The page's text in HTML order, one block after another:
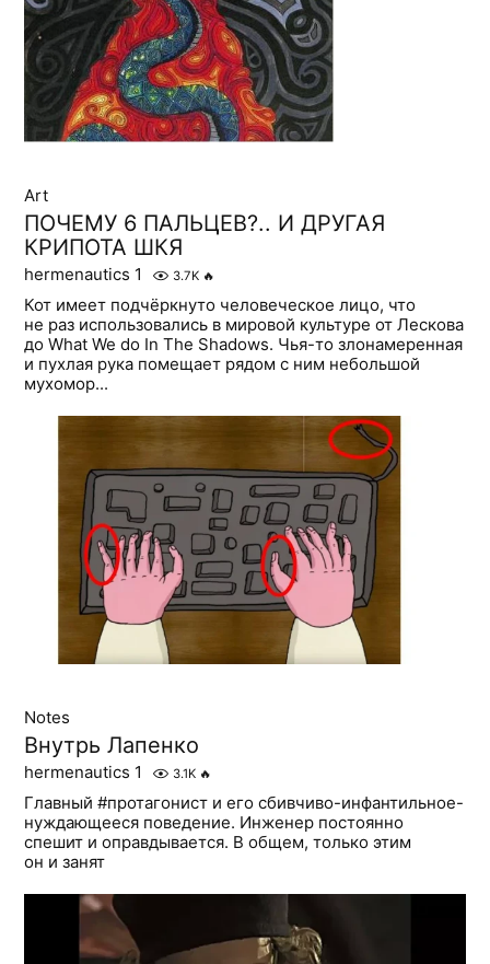
Art
ПОЧЕМУ 6 ПАЛЬЦЕВ?.. И ДРУГАЯ
КРИПОТА ШКЯ
hermenautics 1 3.7K 🔥
Кот имеет подчёркнуто человеческое лицо, что
не раз использовались в мировой культуре от Лескова
дo What We do In The Shadows. Чья-то злонамеренная
и пухлая рука помещает рядом с ним небольшой
мухомор...
Notes
Внутрь Лапенко
hermenautics 1 3.1K 🔥
Главный #протагонист и его сбивчиво-инфантильное-
нуждающееся поведение. Инженер постоянно
спешит и оправдывается. В общем, только этим
он и занят